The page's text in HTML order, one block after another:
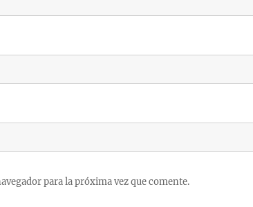
para la próxima vez que comente.